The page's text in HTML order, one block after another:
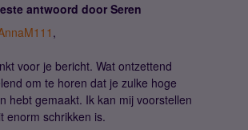
antwoord door Seren
,
voor je bericht. Wat ontzettend
om te horen dat je zulke hoge
hebt gemaakt. Ik kan mij voorstellen
enorm schrikken is.